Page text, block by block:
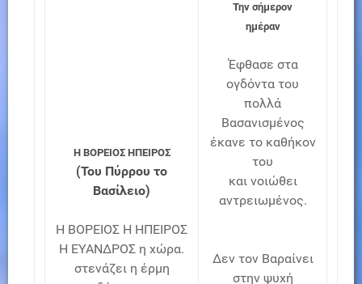
Η ΒΟΡΕΙΟΣ ΗΠΕΙΡΟΣ
(Του Πύρρου το
Βασίλειο)
Η ΒΟΡΕΙΟΣ Η ΗΠΕΙΡΟΣ
Η ΕΥΑΝΔΡΟΣ η χώρα.
στενάζει η έρμη
Την σήμερον
ημέραν
Έφθασε στα
ογδόντα του
πολλά
Βασανισμένος
έκανε το καθήκον
του
και νοιώθει
αντρειωμένος.
Δεν τον Βαραίνει
στην ψυχή